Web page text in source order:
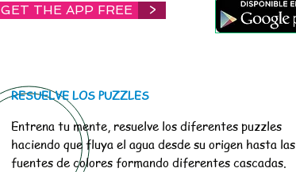
>
GET THE APP FREE
RESUELVE LOS PUZZLES
Entrena tu mente, resuelve los diferentes puzzles
haciendo que fluya el agua desde su origen hasta las
fuentes de colores formando diferentes cascadas.